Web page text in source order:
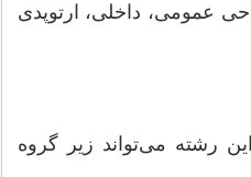
عمومی، داخلی، ارتوپدی
این رشته می‌تواند زیر گروه